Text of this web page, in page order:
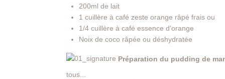
200ml de lait
1 cuillère à café zeste orange râpé frais ou
1/4 cuillère à café essence d'orange
Noix de coco râpée ou déshydratée
Préparation du pudding de
tous...